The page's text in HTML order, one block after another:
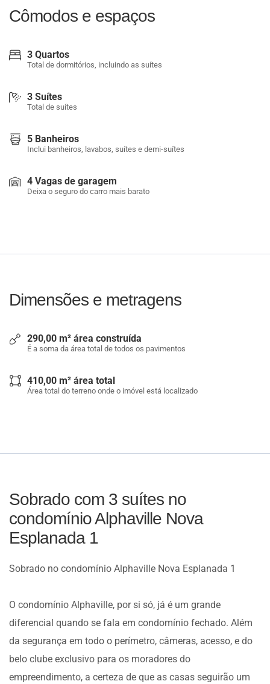
Cômodos e espaços
3 Quartos
Total de dormitórios, incluindo as suítes
3 Suítes
Total de suítes
5 Banheiros
Inclui banheiros, lavabos, suítes e demi-suítes
4 Vagas de garagem
Deixa o seguro do carro mais barato
Dimensões e metragens
290,00 m² área construída
É a soma da área total de todos os pavimentos
410,00 m² área total
Área total do terreno onde o imóvel está localizado
Sobrado com 3 suítes no
condomínio Alphaville Nova
Esplanada 1
Sobrado no condomínio Alphaville Nova Esplanada 1
O condomínio Alphaville, por si só, já é um grande
diferencial quando se fala em condomínio fechado. Além
da segurança em todo o perímetro, câmeras, acesso, e do
belo clube exclusivo para os moradores do
empreendimento, a certeza de que as casas seguirão um